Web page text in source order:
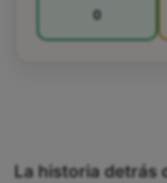
0
La historia detrás